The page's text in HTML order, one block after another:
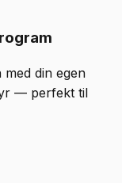
din egen
— perfekt til